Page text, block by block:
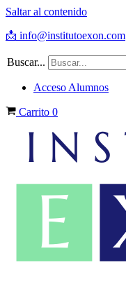
Saltar al contenido
📩 info@institutoexon.com
Buscar...
Acceso Alumnos
Carrito 0